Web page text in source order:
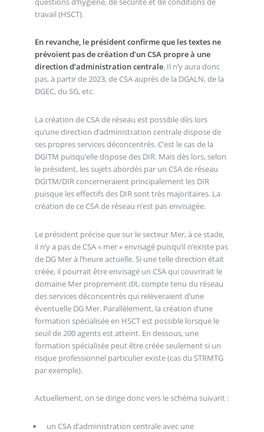
travail (HSCT).
En revanche, le président confirme que les textes ne
prévoient pas de création d’un CSA propre à une
direction d’administration centrale. Il n’y aura donc
pas, à partir de 2023, de CSA auprès de la DGALN, de la
DGEC, du SG, etc.
La création de CSA de réseau est possible dès lors
qu’une direction d’administration centrale dispose de
ses propres services déconcentrés. C’est le cas de la
DGITM puisqu’elle dispose des DIR. Mais dès lors, selon
le président, les sujets abordés par un CSA de réseau
DGITM/DIR concerneraient principalement les DIR
puisque les effectifs des DIR sont très majoritaires. La
création de ce CSA de réseau n’est pas envisagée.
Le président précise que sur le secteur Mer, à ce stade,
il n’y a pas de CSA « mer » envisagé puisqu’il n’existe pas
de DG Mer à l’heure actuelle. Si une telle direction était
créée, il pourrait être envisagé un CSA qui couvrirait le
domaine Mer proprement dit, compte tenu du réseau
des services déconcentrés qui relèveraient d’une
éventuelle DG Mer. Parallèlement, la création d’une
formation spécialisée en HSCT est possible lorsque le
seuil de 200 agents est atteint. En dessous, une
formation spécialisée peut être créée seulement si un
risque professionnel particulier existe (cas du STRMTG
par exemple).
Actuellement, on se dirige donc vers le schéma suivant :
un CSA d’administration centrale avec une